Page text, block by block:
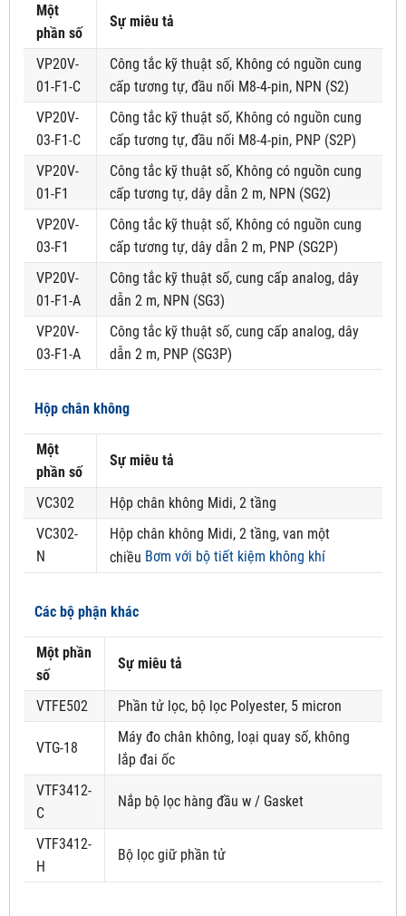
Một
phần số
Sự miêu tả
VP20V-
01-F1-C
Công tắc kỹ thuật số, Không có nguồn cung
cấp tương tự, đầu nối M8-4-pin, NPN (S2)
VP20V-
03-F1-C
Công tắc kỹ thuật số, Không có nguồn cung
cấp tương tự, đầu nối M8-4-pin, PNP (S2P)
VP20V-
01-F1
Công tắc kỹ thuật số, Không có nguồn cung
cấp tương tự, dây dẫn 2 m, NPN (SG2)
VP20V-
03-F1
Công tắc kỹ thuật số, Không có nguồn cung
cấp tương tự, dây dẫn 2 m, PNP (SG2P)
VP20V-
01-F1-A
Công tắc kỹ thuật số, cung cấp analog, dây
dẫn 2 m, NPN (SG3)
VP20V-
03-F1-A
Công tắc kỹ thuật số, cung cấp analog, dây
dẫn 2 m, PNP (SG3P)
Hộp chân không
Một
phần số
Sự miêu tả
VC302
Hộp chân không Midi, 2 tầng
VC302-
N
Hộp chân không Midi, 2 tầng, van một
chiều Bơm với bộ tiết kiệm không khí
Các bộ phận khác
Một phần
số
Sự miêu tả
VTFE502 Phần tử lọc, bộ lọc Polyester, 5 micron
VTG-18
Máy đo chân không, loại quay số, không
lắp đai ốc
VTF3412-
C
Nắp bộ lọc hàng đầu w / Gasket
VTF3412-
H
Bộ lọc giữ phần tử